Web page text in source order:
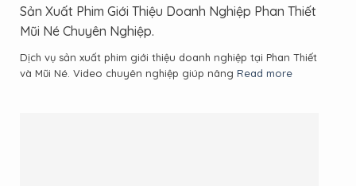
Sản Xuất Phim Giới Thiệu Doanh Nghiệp Phan Thiết
Mũi Né Chuyên Nghiệp.
Dịch vụ sản xuất phim giới thiệu doanh nghiệp tại Phan Thiết
và Mũi Né. Video chuyên nghiệp giúp nâng Read more